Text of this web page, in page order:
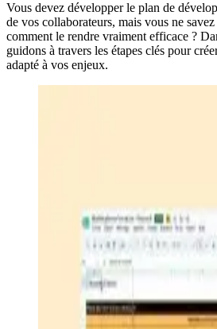
Vous devez développer le plan de
de vos collaborateurs, mais vous ne
comment le rendre vraiment efficace ?
guidons à travers les étapes clés pour
adapté à vos enjeux.